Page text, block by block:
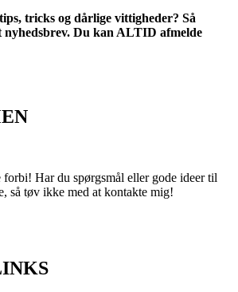
tricks og dårlige vittigheder? Så
Du kan ALTID afmelde
Har du spørgsmål eller gode ideer til
så tøv ikke med at kontakte mig!